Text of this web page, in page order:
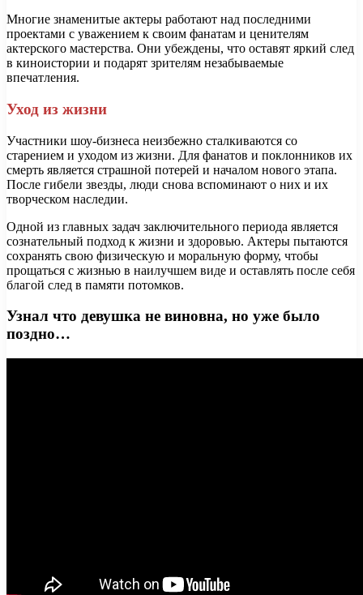
Многие знаменитые актеры работают над последними
проектами с уважением к своим фанатам и ценителям
актерского мастерства. Они убеждены, что оставят яркий след
в киноистории и подарят зрителям незабываемые
впечатления.
Уход из жизни
Участники шоу-бизнеса неизбежно сталкиваются со
старением и уходом из жизни. Для фанатов и поклонников их
смерть является страшной потерей и началом нового этапа.
После гибели звезды, люди снова вспоминают о них и их
творческом наследии.
Одной из главных задач заключительного периода является
сознательный подход к жизни и здоровью. Актеры пытаются
сохранять свою физическую и моральную форму, чтобы
прощаться с жизнью в наилучшем виде и оставлять после себя
благой след в памяти потомков.
Узнал что девушка не виновна, но уже было
поздно…